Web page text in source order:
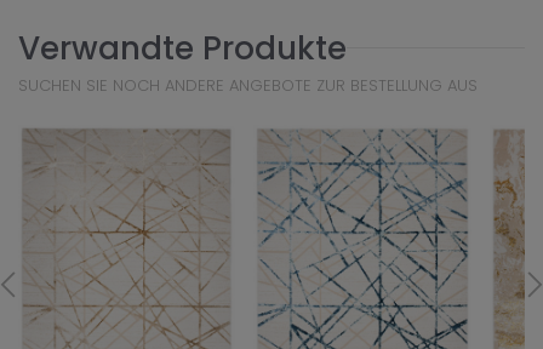
Verwandte Produkte
SUCHEN SIE NOCH ANDERE ANGEBOTE ZUR BESTELLUNG AUS